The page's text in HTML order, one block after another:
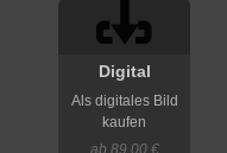
Digital
Als digitales Bild
kaufen
ab 89,00 €